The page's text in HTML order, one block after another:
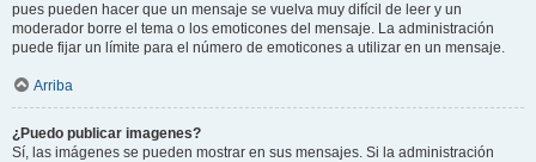
pues pueden hacer que un mensaje se vuelva muy difícil de leer y un
moderador borre el tema o los emoticones del mensaje. La administración
puede fijar un límite para el número de emoticones a utilizar en un mensaje.
Arriba
¿Puedo publicar imagenes?
Sí, las imágenes se pueden mostrar en sus mensajes. Si la administración